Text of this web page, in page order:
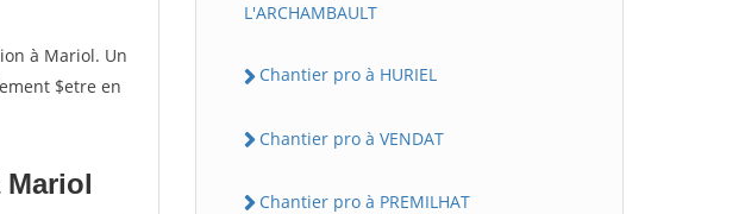
à Mariol. Un
$etre en
L'ARCHAMBAULT
Chantier pro à HURIEL
Chantier pro à VENDAT
Chantier pro à PREMILHAT